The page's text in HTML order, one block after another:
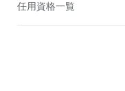
任用資格一覧